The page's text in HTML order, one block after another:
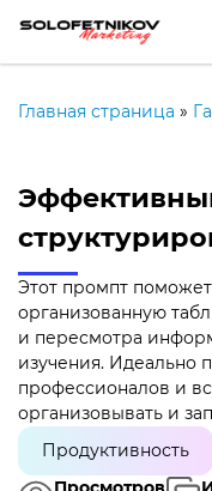
Главная страница »
Этот промпт
организованную
и пересмотра
изучения. Идеально
профессионалов и
организовывать и
Продуктивность